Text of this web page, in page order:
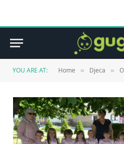
YOU ARE AT: Home » Djeca »